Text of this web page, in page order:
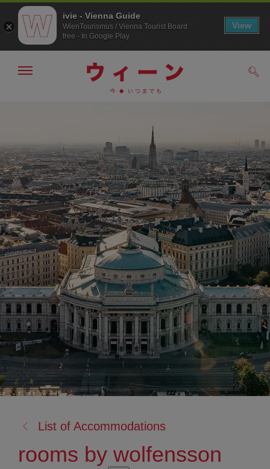
へ
ジ
の
ト
ッ
プ
へ
メ
非
表
示
る:
List of Accommodations
rooms by wolfensson
ivie - Vienna Guide
WienTourismus / Vienna Tourist Board
free - In Google Play
View